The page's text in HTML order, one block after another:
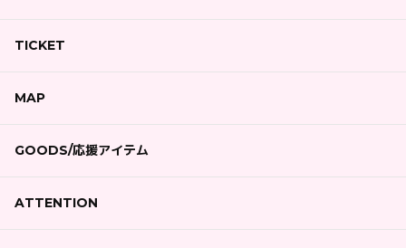
TICKET
MAP
GOODS/応援アイテム
ATTENTION